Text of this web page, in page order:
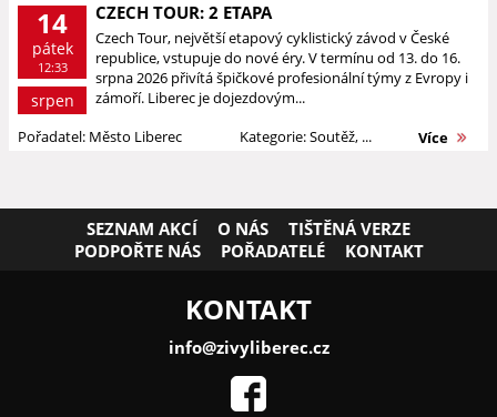
14
pátek
12:33
srpen
CZECH TOUR: 2 ETAPA
Czech Tour, největší etapový cyklistický závod v České
republice, vstupuje do nové éry. V termínu od 13. do 16.
srpna 2026 přivítá špičkové profesionální týmy z Evropy i
zámoří. Liberec je dojezdovým...
Pořadatel: Město Liberec
Kategorie: Soutěž, ... Více
SEZNAM AKCÍ O NÁS
TIŠTĚNÁ VERZE
PODPOŘTE NÁS
POŘADATELÉ KONTAKT
KONTAKT
info@zivyliberec.cz